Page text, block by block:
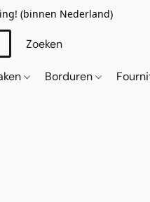
(binnen Nederland)
Borduren